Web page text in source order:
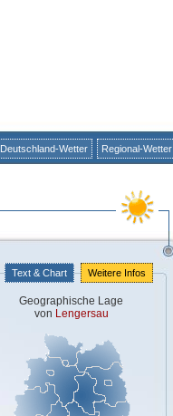
Deutschland-Wetter Regional-Wetter
Text & Chart Weitere Infos
Geographische Lage
von Lengersau